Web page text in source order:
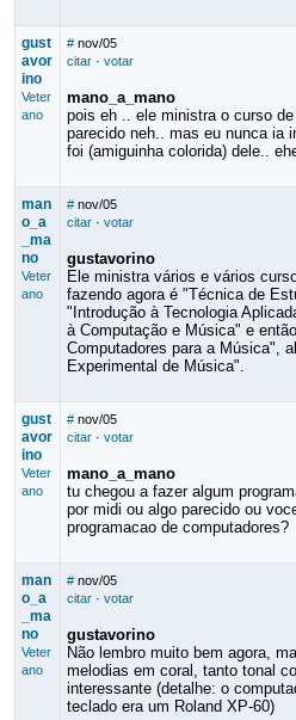
gust
avor
ino
Veter
ano
# nov/05
citar· votar
mano_a_mano
pois eh .. ele ministra o curso
parecido neh.. mas eu nunca ia
foi (amiguinha colorida) dele..
man
o_a
_ma
no
Veter
ano
# nov/05
citar· votar
gustavorino
Ele ministra vários e vários
fazendo agora é "Técnica de
"Introdução à Tecnologia
à Computação e Música" e
Computadores para a Música",
Experimental de Música".
gust
avor
ino
Veter
ano
# nov/05
citar· votar
mano_a_mano
tu chegou a fazer algum
por midi ou algo parecido ou
programacao de computadores?
man
o_a
_ma
no
Veter
ano
# nov/05
citar· votar
gustavorino
Não lembro muito bem agora,
melodias em coral, tanto tonal
interessante (detalhe: o
teclado era um Roland XP-60)